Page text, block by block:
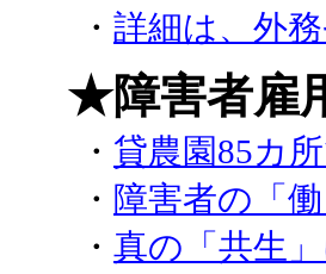
・ 詳細は、外
★障害者雇
・ 貸農園85カ
・ 障害者の「
・ 真の「共生